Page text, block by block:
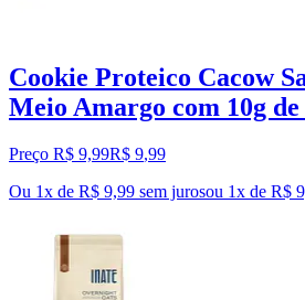
Cookie Proteico Cacow
Meio Amargo com 10g
Preço R$ 9,99R$ 9,99
Ou 1x de R$ 9,99 sem jurosou 1x de R$